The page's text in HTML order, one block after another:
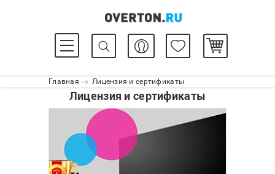
Главная Лицензия и сертификаты
Лицензия и сертификаты